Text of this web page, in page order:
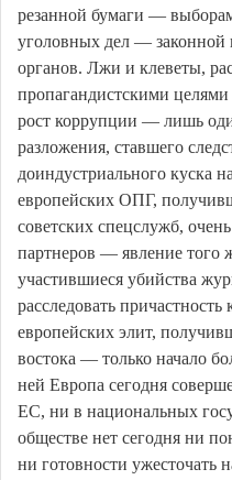
резанной бумаги —
уголовных дел — законной
органов. Лжи и клеветы,
пропагандистскими
рост коррупции — лишь
разложения, ставшего
доиндустриального куска
европейских ОПГ,
советских спецслужб,
партнеров — явление того
участившиеся убийства
расследовать
европейских элит,
востока — только начало
ней Европа сегодня
ЕС, ни в национальных
обществе нет сегодня ни
ни готовности ужесточать